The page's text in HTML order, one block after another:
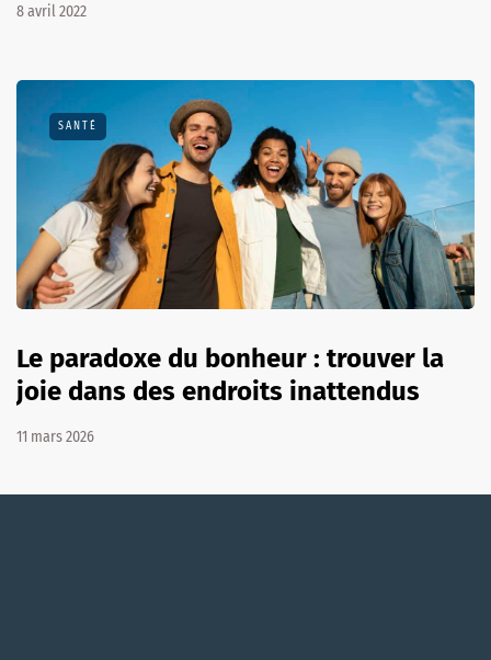
8 avril 2022
SANTÉ
Le paradoxe du bonheur : trouver la
joie dans des endroits inattendus
11 mars 2026